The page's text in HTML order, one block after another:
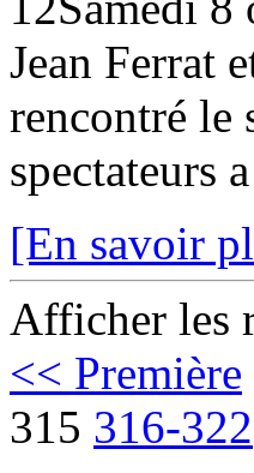
Jean Ferrat
rencontré le
spectateurs
[En savoir
Afficher les
<< Première
315 316-322